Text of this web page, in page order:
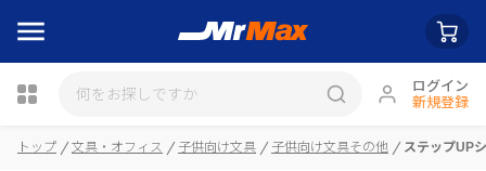
ログイン
新規登録
トップ 文具・オフィス 子供向け文具 子供向け文具その他 ステップUP